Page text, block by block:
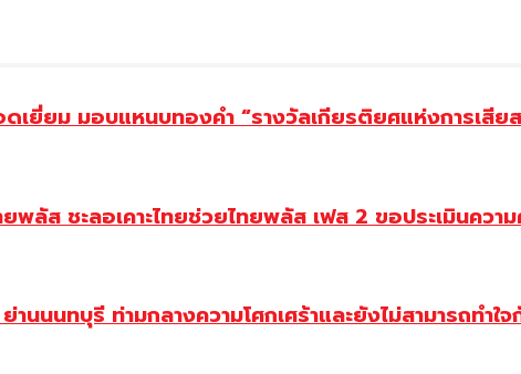
ยี่ยม มอบแหนบทองคำ “รางวัลเกียรติยศแห่งการเสีย
ลัส ชะลอเคาะไทยช่วยไทยพลัส เฟส 2 ขอประเมินควา
นนนทบุรี ท่ามกลางความโศกเศร้าและยังไม่สามารถทำใ